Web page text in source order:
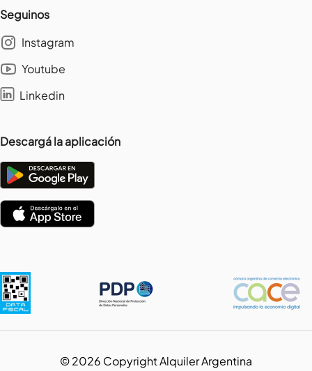
Seguinos
Instagram
Youtube
Linkedin
Descargá la aplicación
©2026 Copyright Alquiler Argentina